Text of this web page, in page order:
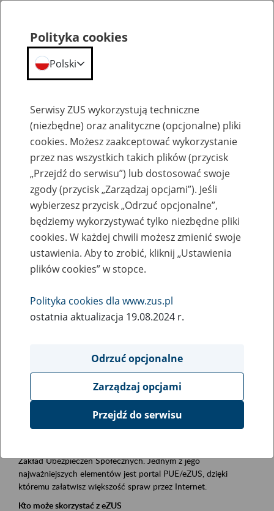
Szkolenia
Zaproś ZUS do siebie - zakładanie profili
eZUS w siedzibie Twojej firmy
Rodzaj wydarzenia
Szkolenia
Obszar merytoryczny
obsługa klientów
Opis wydarzenia
Platforma Usług Elektronicznych ZUS eZUS
Zakład Ubezpieczeń Społecznych. Jednym z jego
najważniejszych elementów jest portal PUE/eZUS, dzięki
któremu załatwisz większość spraw przez Internet.
Kto może skorzystać z eZUS
Polityka cookies
Polski
Serwisy ZUS wykorzystują techniczne
(niezbędne) oraz analityczne (opcjonalne) pliki
cookies. Możesz zaakceptować wykorzystanie
przez nas wszystkich takich plików (przycisk
„Przejdź do serwisu”) lub dostosować swoje
zgody (przycisk „Zarządzaj opcjami”). Jeśli
wybierzesz przycisk „Odrzuć opcjonalne”,
będziemy wykorzystywać tylko niezbędne pliki
cookies. W każdej chwili możesz zmienić swoje
ustawienia. Aby to zrobić, kliknij „Ustawienia
plików cookies” w stopce.
Polityka cookies dla www.zus.pl
ostatnia aktualizacja 19.08.2024 r.
Odrzuć opcjonalne
Zarządzaj opcjami
Przejdź do serwisu